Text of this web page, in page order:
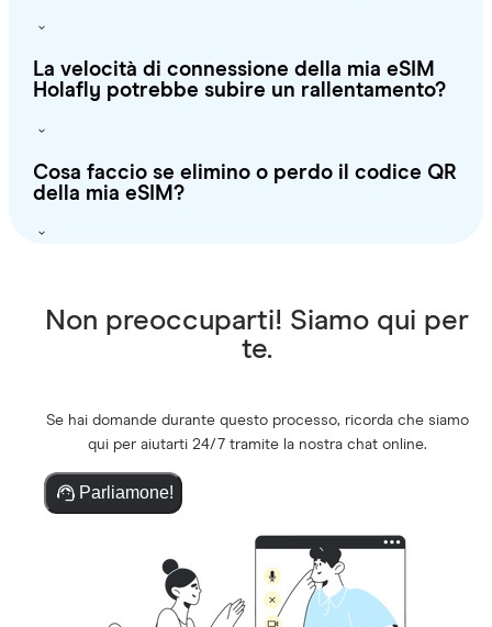
La velocità di connessione della mia eSIM
Holafly potrebbe subire un rallentamento?
Cosa faccio se elimino o perdo il codice QR
della mia eSIM?
Non preoccuparti! Siamo qui per
te.
Se hai domande durante questo processo, ricorda che siamo
qui per aiutarti 24/7 tramite la nostra chat online.
Parliamone!